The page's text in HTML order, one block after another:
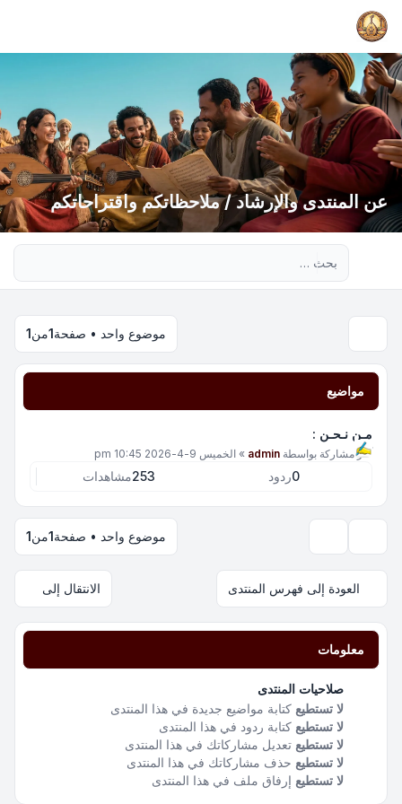
عن المنتدى والإرشاد / ملاحظاتكم واقتراحاتكم
موضوع واحد • صفحة1من1
مواضيع
مـن نـحـن :
آخر مشاركة بواسطة admin
» الخميس 9-4-2026 10:45 pm
0ردود 253مشاهدات
موضوع واحد • صفحة1من1
العودة إلى فهرس المنتدى الانتقال إلى
معلومات
صلاحيات المنتدى
لا تستطيع كتابة مواضيع جديدة في هذا المنتدى
لا تستطيع كتابة ردود في هذا المنتدى
لا تستطيع تعديل مشاركاتك في هذا المنتدى
لا تستطيع حذف مشاركاتك في هذا المنتدى
لا تستطيع إرفاق ملف في هذا المنتدى